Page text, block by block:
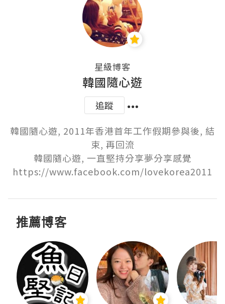
星級博客
韓國隨心遊
追蹤
韓國隨心遊, 2011年香港首年工作假期參與後, 結
束, 再回流
韓國隨心遊, 一直堅持分享夢分享感覺
https://www.facebook.com/lovekorea2011
推薦博客